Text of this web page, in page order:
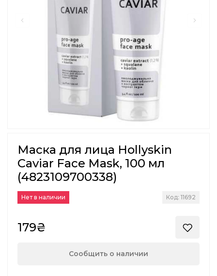
Маска для лица Hollyskin
Caviar Face Mask, 100 мл
(4823109700338)
Нет в наличии Код: 11692
179₴
Сообщить о наличии